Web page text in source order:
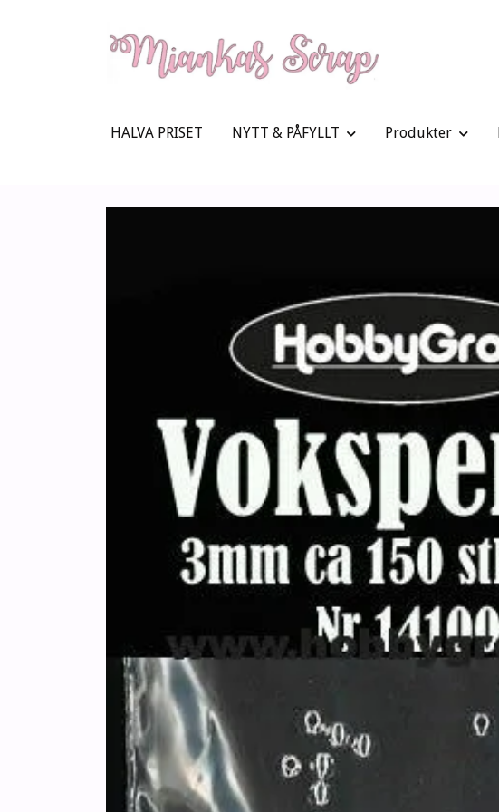
HALVA PRISET NYTT & PÅFYLLT Produkter